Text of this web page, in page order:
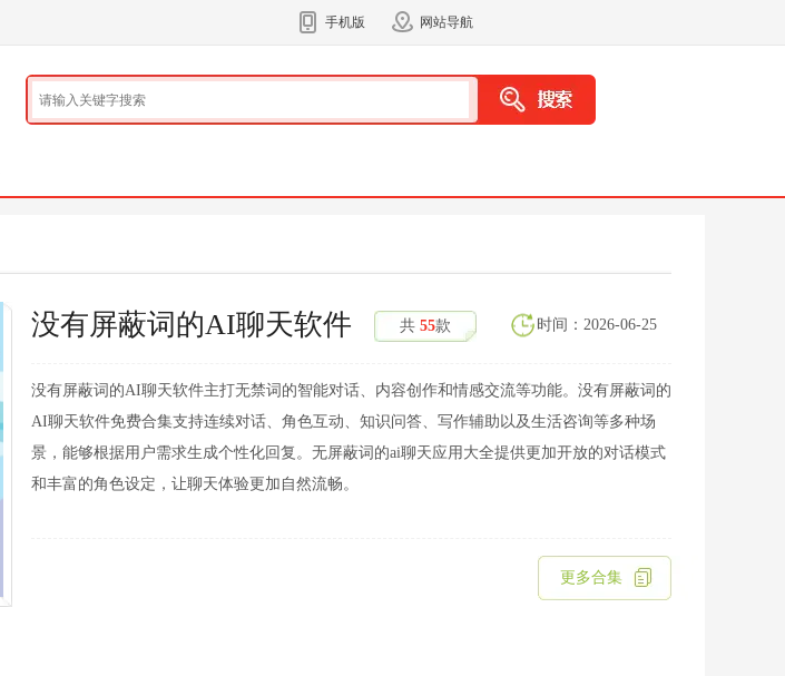
手机版 网站导航
没有屏蔽词的AI聊天软件 共 55款 时间：2026-06-25
没有屏蔽词的AI聊天软件主打无禁词的智能对话、内容创作和情感交流等功能。没有屏蔽词的
AI聊天软件免费合集支持连续对话、角色互动、知识问答、写作辅助以及生活咨询等多种场
景，能够根据用户需求生成个性化回复。无屏蔽词的ai聊天应用大全提供更加开放的对话模式
和丰富的角色设定，让聊天体验更加自然流畅。
更多合集